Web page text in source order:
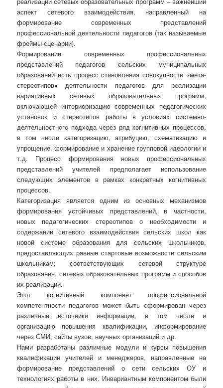
аспект сетевого взаимодействия, направленный на
формирование современных представлений
профессиональной деятельности педагогов (так называемые
фреймы-сценарии).
Формирование современных профессиональных
представлений педагогов сельских муниципальных
образований есть процесс становления совокупности «мета-
стереотипов» деятельности педагогов для реализации
вариативных сетевых образовательных программ,
включающей интериоризацию современных педагогических
установок и стереотипов работы в условиях системно-
деятельностного подхода через ряд когнитивных процессов,
в том числе категоризацию, атрибуцию, схематизацию и
упрощение, формирование и хранение групповой идеологии и
т.д. Процесс формирования новых профессиональных
представлений учителей предполагает использование
следующих элементов в рамках конкретных когнитивных
процессов.
Категоризация является одним из основных механизмов
формирования устойчивых представлений, в частности,
новых педагогических стереотипов о необходимости и
содержании сетевого взаимодействия сельских школ как
новой системе образования для сельских школьников,
предоставляющих равные стартовые возможности сельским
школьникам; соответствующих сетевой структуре
образования, сетевых образовательных программ и способов
их реализации.
Этот когнитивный компонент профессиональной
компетентности педагогов может быть сформирован через
различные источники информации, в том числе и
организацию повышения квалификации, информирование
через СМИ, сайты вузов, научных организаций и др.
Нами разработаны различные модули и курсы повышения
квалификации учителей и менеджеров, направленные на
формирование представлений о сети сельских ОУ и
технологиях работы в них. Инвариантным компонентом были